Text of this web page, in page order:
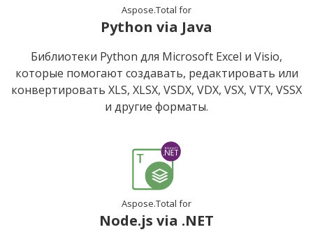
Aspose.Total for
Python via Java
Библиотеки Python для Microsoft Excel и Visio,
которые помогают создавать, редактировать или
конвертировать XLS, XLSX, VSDX, VDX, VSX, VTX, VSSX
и другие форматы.
Aspose.Total for
Node.js via .NET